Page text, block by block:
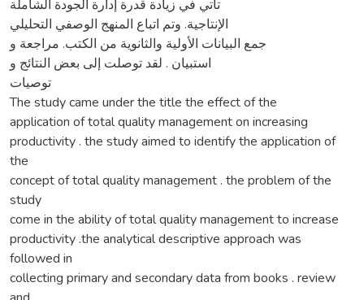
تأتي في زيادة قدرة إدارة الجودة الشاملة
الإنتاجية. وتم اتباع المنهج الوصفي التحليلي
جمع البيانات الأولية والثانوية من الكتب. مراجعة و
استبيان . لقد توصلت إلى بعض النتائج و
توصيات
The study came under the title the effect of the
application of total quality management on increasing
productivity . the study aimed to identify the application of
the
concept of total quality management . the problem of the
study
come in the ability of total quality management to increase
productivity .the analytical descriptive approach was
followed in
collecting primary and secondary data from books . review